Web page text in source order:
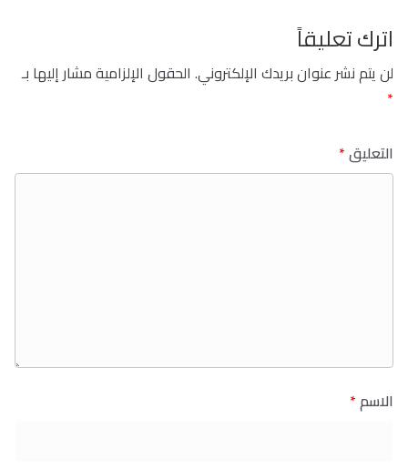
اترك تعليقاً
لن يتم نشر عنوان بريدك الإلكتروني. الحقول الإلزامية مشار إليها بـ
*
التعليق*
الاسم*